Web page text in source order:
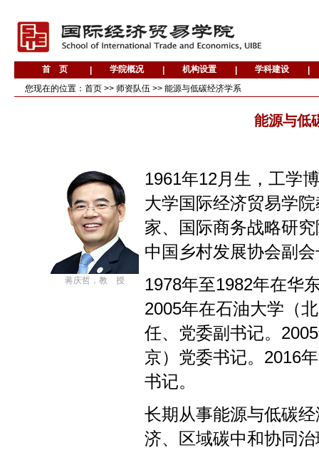
您现在的位置： 首页 >> 师资队伍 >> 能源与低碳经济学系
能源与低
蒋庆哲，教 授
1961年12月生，工学
大学国际经济贸易学
家、国际商务战略研
中国乡村发展协会副
1978年至1982年在华
2005年在石油大学（
任、党委副书记。
京）党委书记。2016
书记。
长期从事能源与低碳
济、区域碳中和协同